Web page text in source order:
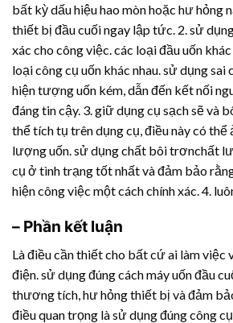
bất kỳ dấu hiệu hao mòn hoặc hư hỏng
thiết bị đầu cuối ngay lập tức. 2. sử
xác cho công việc. các loại đầu uốn khác
loại công cụ uốn khác nhau. sử dụng sai
hiện tượng uốn kém, dẫn đến kết nối
đáng tin cậy. 3. giữ dụng cụ sạch sẽ và
thể tích tụ trên dụng cụ, điều này có
lượng uốn. sử dụng chất bôi trơnchất
cụ ở tình trạng tốt nhất và đảm bảo
hiện công việc một cách chính xác. 4.
– Phần kết luận
Là điều cần thiết cho bất cứ ai làm việc
điện. sử dụng đúng cách máy uốn đầu
thương tích, hư hỏng thiết bị và đảm
điều quan trọng là sử dụng đúng công